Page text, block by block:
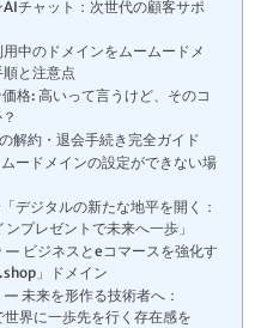
チャット：次世代の顧客サポ
中のドメインをムームードメ
と注意点
格: 高いって言うけど、そのコ
解約・退会手続き完全ガイド
ードメインの設定ができない場
デジタルの新たな地平を開く：
プレゼントで未来へ一歩」
— ビジネスとeコマースを強化す
」ドメイン
未来を形作る技術者へ：
世界に一歩先を行く存在感を